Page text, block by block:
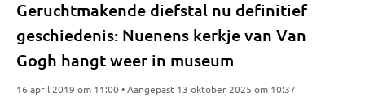
Geruchtmakende diefstal nu definitief
geschiedenis: Nuenens kerkje van Van
Gogh hangt weer in museum
16 april 2019 om 11:00 • Aangepast 13 oktober 2025 om 10:37